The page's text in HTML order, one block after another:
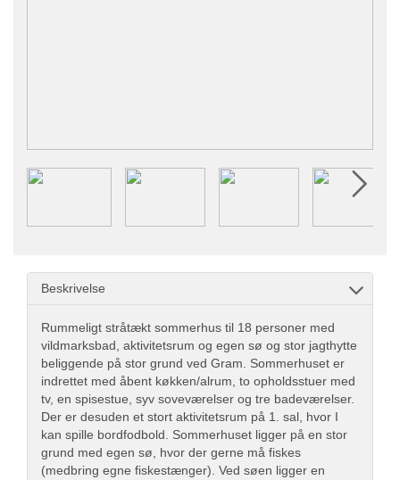
Beskrivelse
Rummeligt stråtækt sommerhus til 18 personer med
vildmarksbad, aktivitetsrum og egen sø og stor jagthytte
beliggende på stor grund ved Gram. Sommerhuset er
indrettet med åbent køkken/alrum, to opholdsstuer med
tv, en spisestue, syv soveværelser og tre badeværelser.
Der er desuden et stort aktivitetsrum på 1. sal, hvor I
kan spille bordfodbold. Sommerhuset ligger på en stor
grund med egen sø, hvor der gerne må fiskes
(medbring egne fiskestænger). Ved søen ligger en